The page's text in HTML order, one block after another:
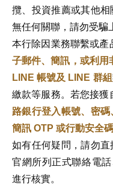
攬、投資推薦或其他
無任何關聯，請勿受騙
本行除因業務聯繫或
子郵件、簡訊，或利用
LINE 帳號及 LINE 群組
繳款等服務。若您接
路銀行登入帳號、密碼
簡訊 OTP 或行動安全碼
如有任何疑問，請勿
官網所列正式聯絡電
進行核實。